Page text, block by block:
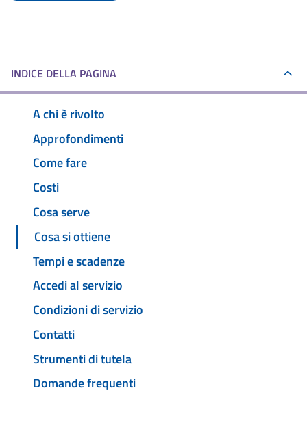
INDICE DELLA PAGINA
A chi è rivolto
Approfondimenti
Come fare
Costi
Cosa serve
Cosa si ottiene
Tempi e scadenze
Accedi al servizio
Condizioni di servizio
Contatti
Strumenti di tutela
Domande frequenti